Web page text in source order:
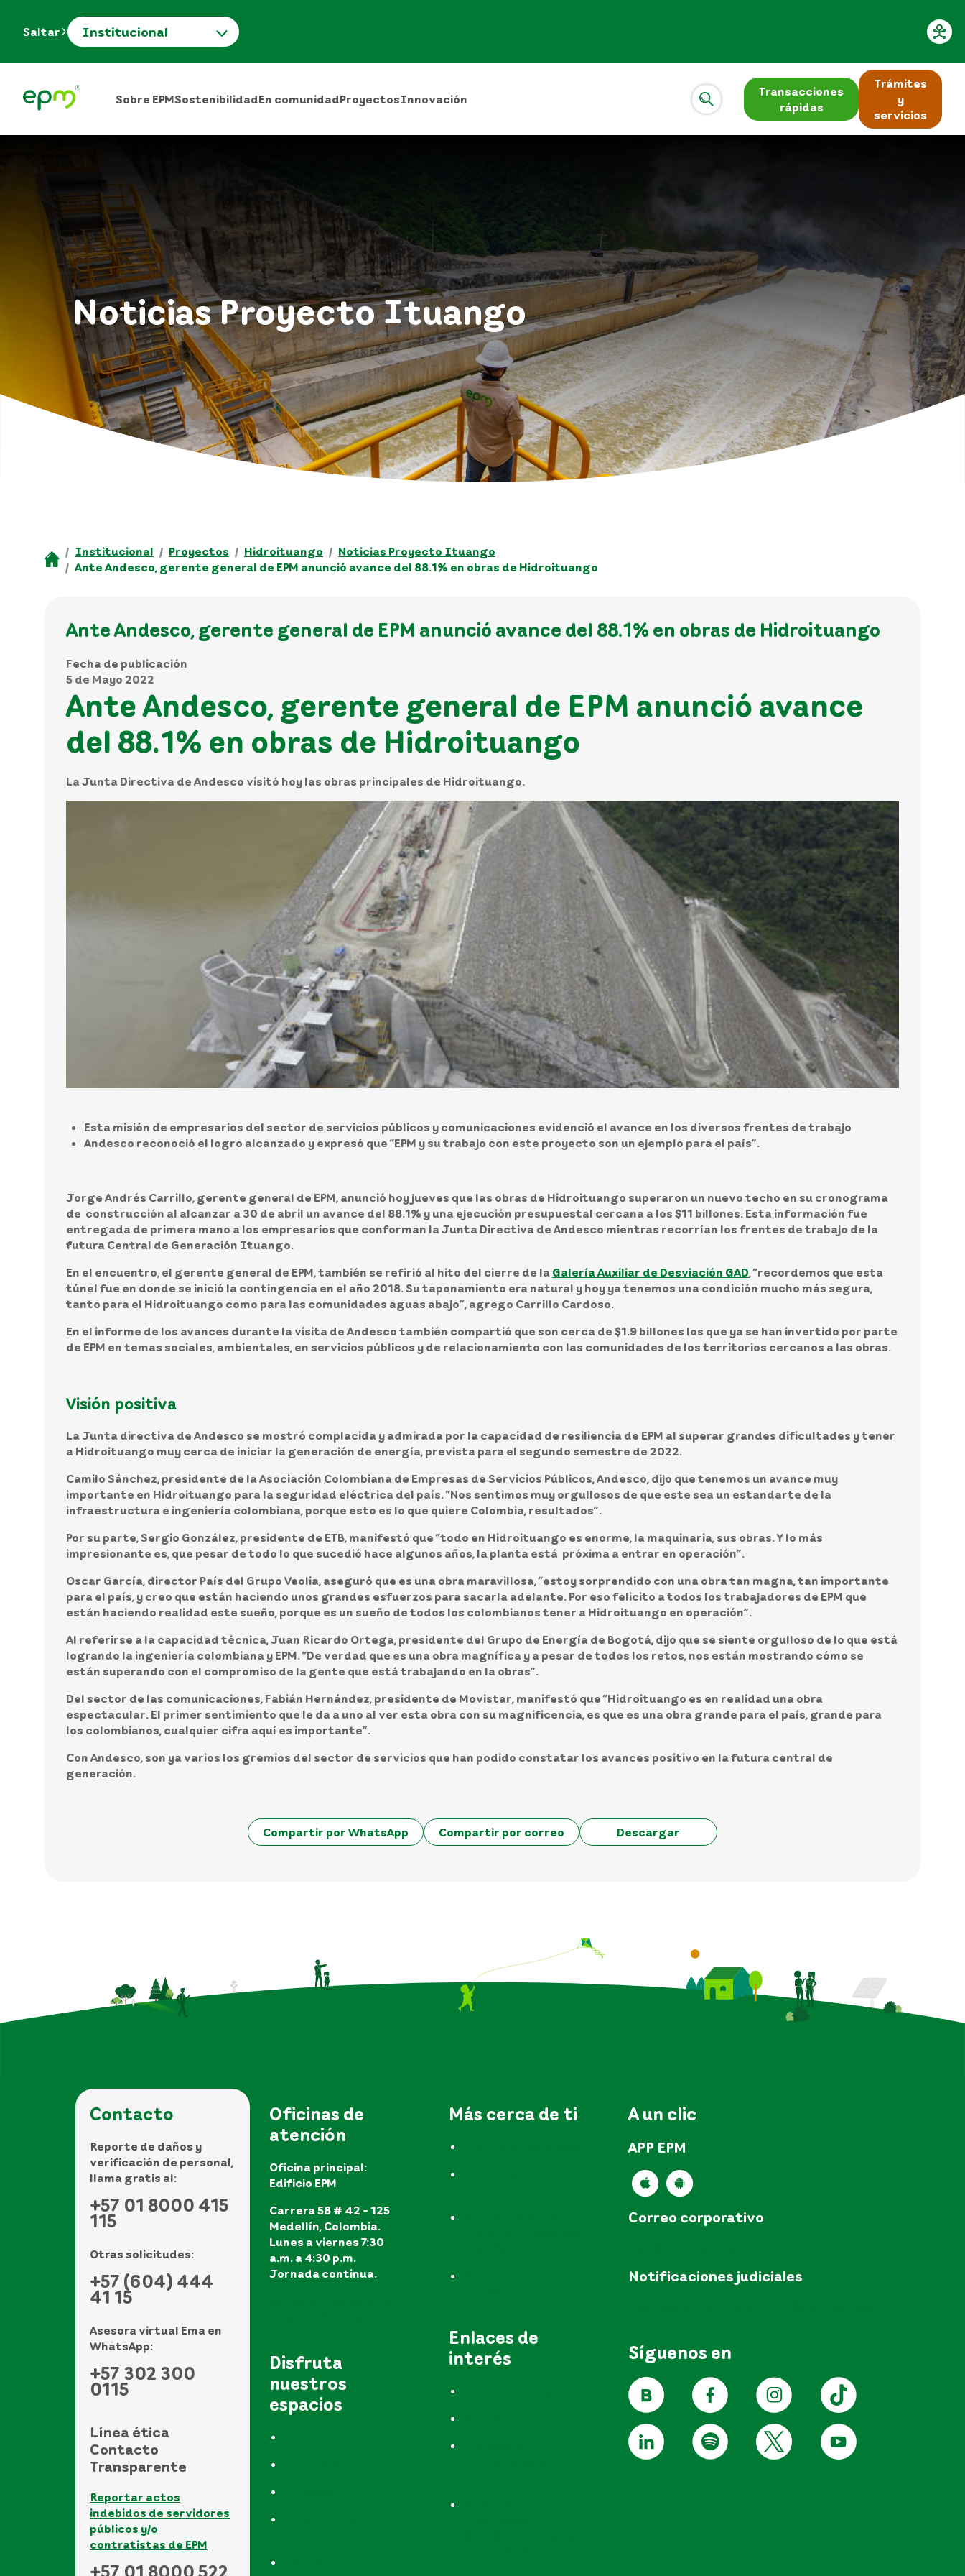
Saltar Institucional
Sobre EPMSostenibilidadEn comunidadProyectosInnovación
Transacciones
rápidas
Trámites
y
servicios
Noticias Proyecto Ituango
Institucional Proyectos Hidroituango
Noticias Proyecto Ituango
Ante Andesco, gerente general de EPM anunció avance del 88.1% en obras de Hidroituango
Ante Andesco, gerente general de EPM anunció avance del 88.1% en obras de Hidroituango
Fecha de publicación
5 de Mayo 2022
Ante Andesco, gerente general de EPM anunció avance
del 88.1% en obras de Hidroituango
La Junta Directiva de Andesco visitó hoy las obras principales de Hidroituango.
Esta misión de empresarios del sector de servicios públicos y comunicaciones evidenció el avance en los diversos frentes de trabajo
Andesco reconoció el logro alcanzado y expresó que “EPM y su trabajo con este proyecto son un ejemplo para el país”.
Jorge Andrés Carrillo, gerente general de EPM, anunció hoy jueves que las obras de Hidroituango superaron un nuevo techo en su cronograma
de construcción al alcanzar a 30 de abril un avance del 88.1% y una ejecución presupuestal cercana a los $11 billones. Esta información fue
entregada de primera mano a los empresarios que conforman la Junta Directiva de Andesco mientras recorrían los frentes de trabajo de la
futura Central de Generación Ituango.
En el encuentro, el gerente general de EPM, también se refirió al hito del cierre de la Galería Auxiliar de Desviación GAD, “recordemos que esta
túnel fue en donde se inició la contingencia en el año 2018. Su taponamiento era natural y hoy ya tenemos una condición mucho más segura,
tanto para el Hidroituango como para las comunidades aguas abajo”, agrego Carrillo Cardoso.
En el informe de los avances durante la visita de Andesco también compartió que son cerca de $1.9 billones los que ya se han invertido por parte
de EPM en temas sociales, ambientales, en servicios públicos y de relacionamiento con las comunidades de los territorios cercanos a las obras.
Visión positiva
La Junta directiva de Andesco se mostró complacida y admirada por la capacidad de resiliencia de EPM al superar grandes dificultades y tener
a Hidroituango muy cerca de iniciar la generación de energía, prevista para el segundo semestre de 2022.
Camilo Sánchez, presidente de la Asociación Colombiana de Empresas de Servicios Públicos, Andesco, dijo que tenemos un avance muy
importante en Hidroituango para la seguridad eléctrica del país. “Nos sentimos muy orgullosos de que este sea un estandarte de la
infraestructura e ingeniería colombiana, porque esto es lo que quiere Colombia, resultados”.
Por su parte,Sergio González, presidente de ETB, manifestó que “todo en Hidroituango es enorme, la maquinaria, sus obras. Y lo más
impresionante es, que pesar de todo lo que sucedió hace algunos años, la planta está próxima a entrar en operación”.
Oscar García, director País del Grupo Veolia, aseguró que es una obra maravillosa, “estoy sorprendido con una obra tan magna, tan importante
para el país, y creo que están haciendo unos grandes esfuerzos para sacarla adelante. Por eso felicito a todos los trabajadores de EPM que
están haciendo realidad este sueño, porque es un sueño de todos los colombianos tener a Hidroituango en operación”.
Al referirse a la capacidad técnica,Juan Ricardo Ortega, presidente del Grupo de Energía de Bogotá, dijo que se siente orgulloso de lo que está
logrando la ingeniería colombiana y EPM. “De verdad que es una obra magnífica y a pesar de todos los retos, nos están mostrando cómo se
están superando con el compromiso de la gente que está trabajando en la obras”.
Del sector de las comunicaciones, Fabián Hernández, presidente de Movistar, manifestó que “Hidroituango es en realidad una obra
espectacular. El primer sentimiento que le da a uno al ver esta obra con su magnificencia, es que es una obra grande para el país, grande para
los colombianos, cualquier cifra aquí es importante”.
Con Andesco, son ya varios los gremios del sector de servicios que han podido constatar los avances positivo en la futura central de
generación.
Compartir por WhatsApp Compartir por correo Descargar
Contacto
Reporte de daños y
verificación de personal,
llama gratis al:
+57 01 8000 415
115
Otras solicitudes:
+57 (604) 444
41 15
Asesora virtual Ema en
WhatsApp:
+57 302 300
0115
Línea ética
Contacto
Transparente
Reportar actos
indebidos de servidores
públicos y/o
contratistas de EPM
+57 01 8000 522
Oficinas de
atención
Oficina principal:
Edificio EPM
Carrera 58 # 42 - 125
Medellín, Colombia.
Lunes a viernes 7:30
a.m. a 4:30 p.m.
Jornada continua.
Disfruta
nuestros
espacios
Más cerca de ti
Enlaces de
interés
A un clic
APP EPM
Correo corporativo
Notificaciones judiciales
Síguenos en